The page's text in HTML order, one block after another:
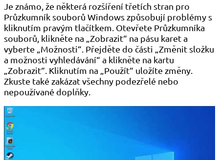
Je známo, že některá rozšíření třetích stran pro
Průzkumník souborů Windows způsobují problémy s
kliknutím pravým tlačítkem. Otevřete Průzkumníka
souborů, klikněte na „Zobrazit“ na pásu karet a
vyberte „Možnosti“. Přejděte do části „Změnit složku
a možnosti vyhledávání“ a klikněte na kartu
„Zobrazit“. Kliknutím na „Použít“ uložíte změny.
Zkuste také zakázat všechny podezřelé nebo
nepoužívané doplňky.